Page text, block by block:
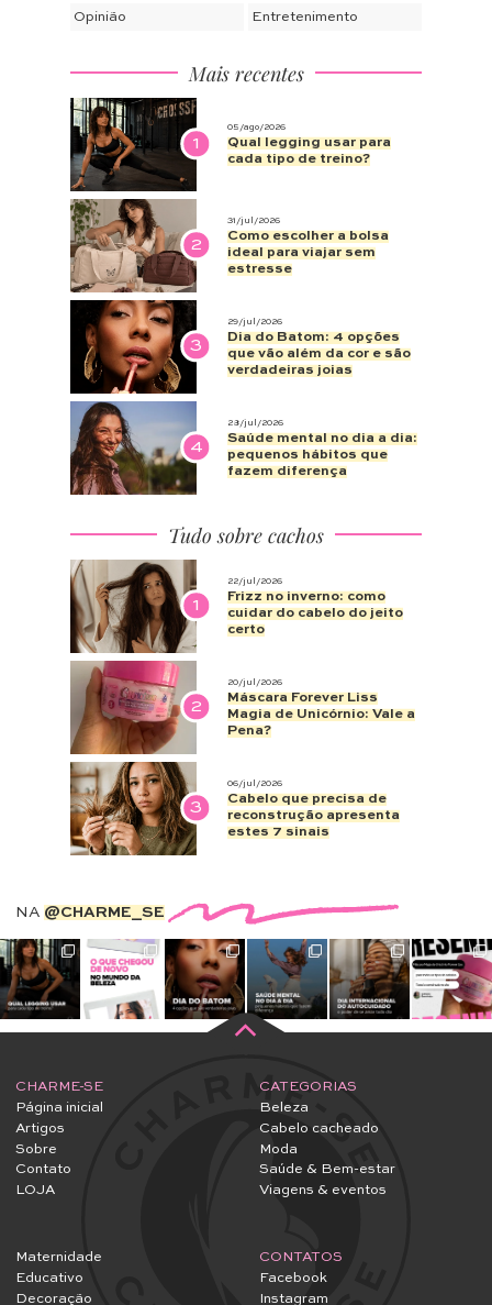
Opinião Entretenimento
Mais recentes
1
05/ago/2026
Qual legging usar para
cada tipo de treino?
2
31/jul/2026
Como escolher a bolsa
ideal para viajar sem
estresse
3
29/jul/2026
Dia do Batom: 4 opções
que vão além da cor e são
verdadeiras joias
4
28/jul/2026
Saúde mental no dia a dia:
pequenos hábitos que
fazem diferença
Tudo sobre cachos
1
22/jul/2026
Frizz no inverno: como
cuidar do cabelo do jeito
certo
2
20/jul/2026
Máscara Forever Liss
Magia de Unicórnio: Vale a
Pena?
3
06/jul/2026
Cabelo que precisa de
reconstrução apresenta
estes 7 sinais
NA @CHARME_SE
CHARME-SE
Página inicial
Artigos
Sobre
Contato
LOJA
CATEGORIAS
Beleza
Cabelo cacheado
Moda
Saúde & Bem-estar
Viagens & eventos
Maternidade
Educativo
Decoração
CONTATOS
Facebook
Instagram